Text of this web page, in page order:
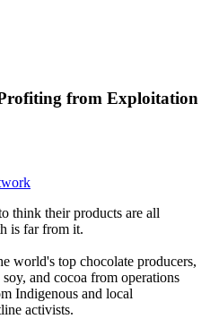
from Exploitation
think their products are all
is far from it.
world's top chocolate producers,
and cocoa from operations
Indigenous and local
activists.